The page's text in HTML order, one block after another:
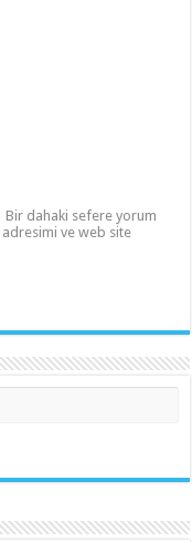
Bir dahaki sefere yorum
adresimi ve web site